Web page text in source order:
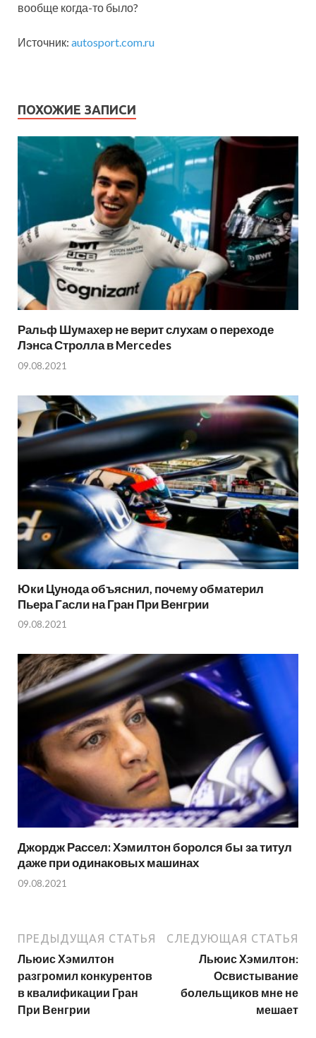
вообще когда-то было?
Источник: autosport.com.ru
ПОХОЖИЕ ЗАПИСИ
Ральф Шумахер не верит слухам о переходе
Лэнса Стролла в Mercedes
09.08.2021
Юки Цунода объяснил, почему обматерил
Пьера Гасли на Гран При Венгрии
09.08.2021
Джордж Рассел: Хэмилтон боролся бы за титул
даже при одинаковых машинах
09.08.2021
ПРЕДЫДУЩАЯ СТАТЬЯ
Льюис Хэмилтон
разгромил конкурентов
в квалификации Гран
При Венгрии
СЛЕДУЮЩАЯ СТАТЬЯ
Льюис Хэмилтон:
Освистывание
болельщиков мне не
мешает